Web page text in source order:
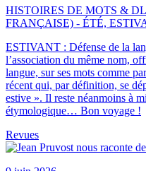
HISTOIRES DE MOTS &
FRANÇAISE) - ÉTÉ,
ESTIVANT : Défense de la
l’association du même nom,
langue, sur ses mots comme
récent qui, par définition, se
estive ». Il reste néanmoins à
étymologique… Bon voyage !
Revues